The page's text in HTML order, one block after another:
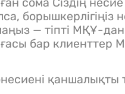
борышкерлігіңіз
— тіпті МҚҰ-
бар клиенттер
қаншалықты